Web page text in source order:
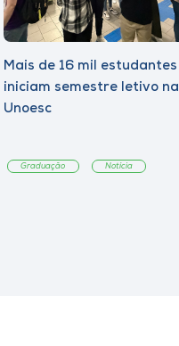
Mais de 16 mil estudantes
iniciam semestre letivo na
Unoesc
Graduação Notícia